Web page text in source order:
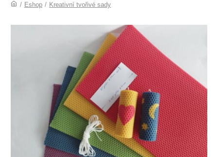
/ Eshop / Kreativní tvořivé sady